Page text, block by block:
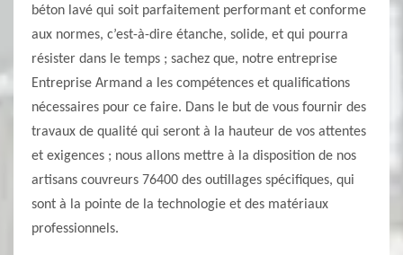
béton lavé qui soit parfaitement performant et conforme
aux normes, c’est-à-dire étanche, solide, et qui pourra
résister dans le temps ; sachez que, notre entreprise
Entreprise Armand a les compétences et qualifications
nécessaires pour ce faire. Dans le but de vous fournir des
travaux de qualité qui seront à la hauteur de vos attentes
et exigences ; nous allons mettre à la disposition de nos
artisans couvreurs 76400 des outillages spécifiques, qui
sont à la pointe de la technologie et des matériaux
professionnels.